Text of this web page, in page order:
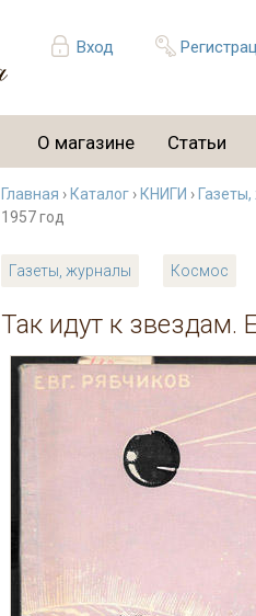
Вход
О магазине Статьи
Главная › Каталог › КНИГИ ›
1957 год
Газеты, журналы Космос
Так идут к звездам.